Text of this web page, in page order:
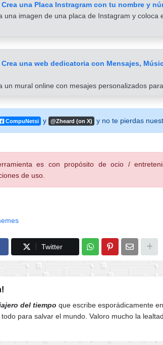
Crea una Placa Instragram con tu nombre y
una imagen de una placa de Instagram y coloca
Crea una web dedicatoria con Mensajes,
un mural online con mesajes personalizados
CompuNetsi y @Zheard (on X) y no te pierdas
es con propósito de ocio /
de uso.
Twitter
del tiempo que escribe esporádicamente
para salvar el mundo. Valoro mucho la